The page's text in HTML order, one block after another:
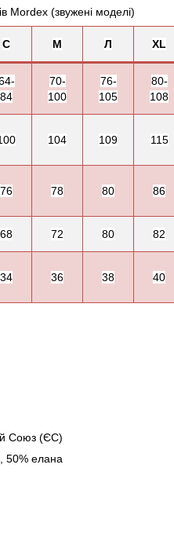
Mordex (звужені моделі)
С М Л XL
84
70-
100
76-
105
80-
108
104 109 115
76 78 80 86
68 72 80 82
34 36 38 40
Союз (ЄС)
50% елана